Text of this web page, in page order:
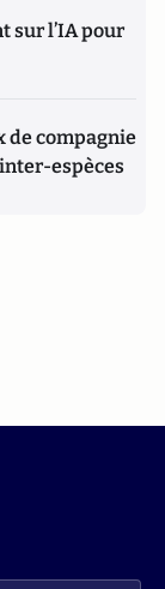
sur l’IA pour
de compagnie
espèces